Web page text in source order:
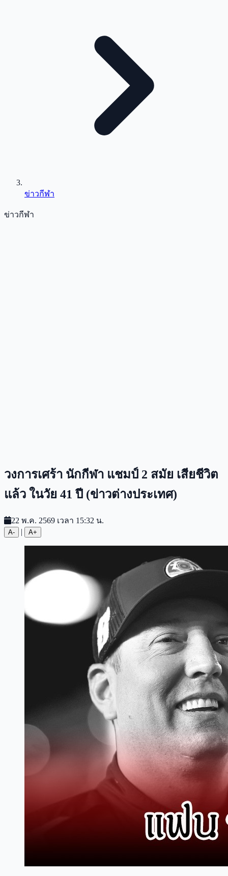
ข่าวกีฬา
ข่าวกีฬา
วงการเศร้า นักกีฬา แชมป์ 2 สมัย เสียชีวิต
แล้ว ในวัย 41 ปี (ข่าวต่างประเทศ)
22 พ.ค. 2569 เวลา 15:32 น.
A- | A+